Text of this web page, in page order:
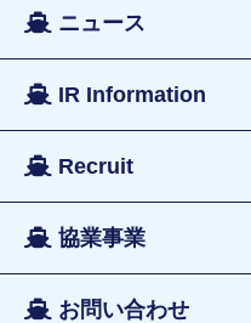
ニュース
IR Information
Recruit
協業事業
お問い合わせ